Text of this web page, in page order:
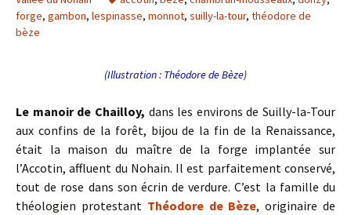
forge, gambon, lespinasse, monnot, suilly-la-tour, théodore de
bèze
(Illustration : Théodore de Bèze)
Le manoir de Chailloy, dans les environs de Suilly-la-Tour
aux confins de la forêt, bijou de la fin de la Renaissance,
était la maison du maître de la forge implantée sur
l’Accotin, affluent du Nohain. Il est parfaitement conservé,
tout de rose dans son écrin de verdure. C’est la famille du
théologien protestant Théodore de Bèze, originaire de